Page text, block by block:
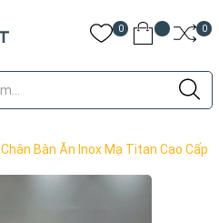
0 0
Chân Bàn Ăn Inox Mạ Titan Cao Cấp